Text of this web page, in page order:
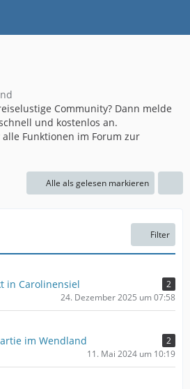
Community? Dann melde
und kostenlos an.
Funktionen im Forum zur
Alle als gelesen markieren
Filter
in Carolinensiel
2
24. Dezember 2025 um 07:58
im Wendland
2
11. Mai 2024 um 10:19